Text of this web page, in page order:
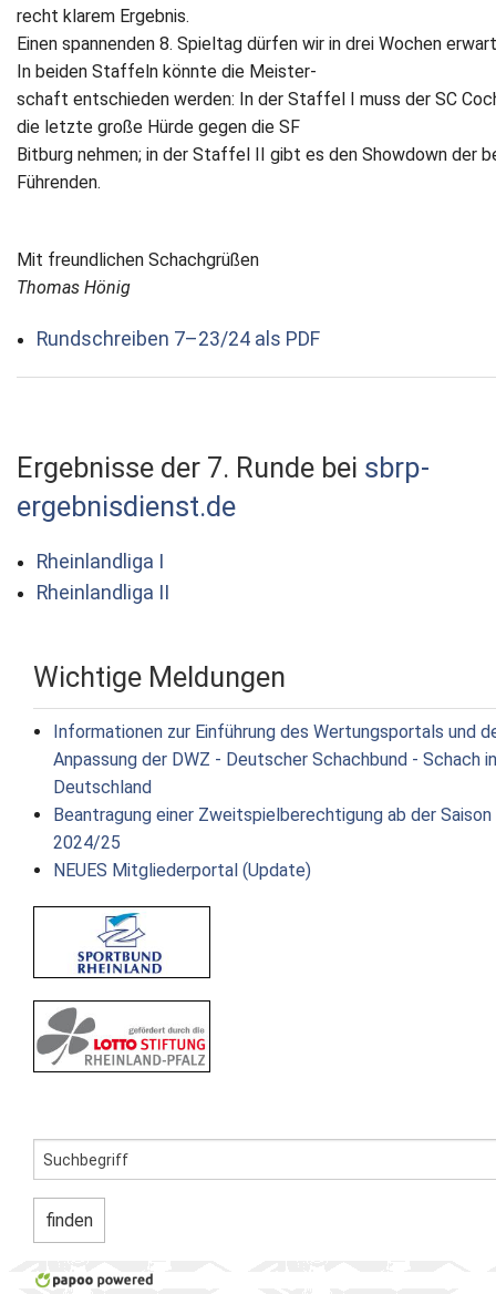
recht klarem Ergebnis.
Einen spannenden 8. Spieltag dürfen wir in drei Wochen
In beiden Staffeln könnte die Meister-
schaft entschieden werden: In der Staffel I muss der SC
die letzte große Hürde gegen die SF
Bitburg nehmen; in der Staffel II gibt es den Showdown der
Führenden.
Mit freundlichen Schachgrüßen
Thomas Hönig
Rundschreiben 7–23/24 als PDF
Ergebnisse der 7. Runde bei sbrp-
ergebnisdienst.de
Rheinlandliga I
Rheinlandliga II
Wichtige Meldungen
Informationen zur Einführung des Wertungsportals und
Anpassung der DWZ - Deutscher Schachbund - Schach in
Deutschland
Beantragung einer Zweitspielberechtigung ab der Saison
2024/25
NEUES Mitgliederportal (Update)